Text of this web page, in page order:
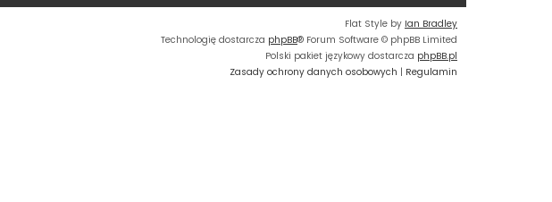
Flat Style by Ian Bradley
Technologię dostarcza phpBB® Forum Software © phpBB Limited
Polski pakiet językowy dostarcza phpBB.pl
Zasady ochrony danych osobowych | Regulamin